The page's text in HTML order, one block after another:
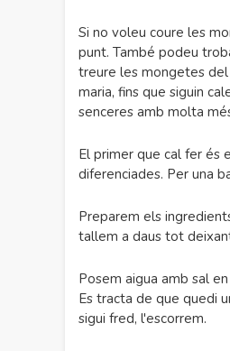
Si no voleu coure les
punt. També podeu
treure les mongetes
maria, fins que siguin
senceres amb molta
El primer que cal fer és
diferenciades. Per una
Preparem els
tallem a daus tot
Posem aigua amb sal
Es tracta de que quedi
sigui fred, l'escorrem.